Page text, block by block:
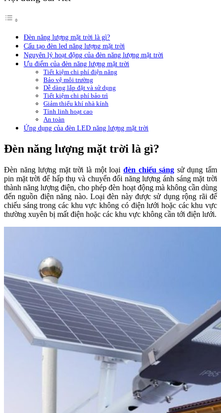
Đèn năng lượng mặt trời là gì?
Cấu tạo đèn led năng lượng mặt trời
Nguyên lý hoạt động của đèn năng lượng mặt trời
Ưu điểm của đèn năng lượng mặt trời
Tiết kiệm chi phí điện năng
Bảo vệ môi trường
Dễ dàng lắp đặt và sử dụng
Tiết kiệm chi phí bảo trì
Giảm thiểu khí nhà kính
Tính linh hoạt cao
An toàn
Ứng dụng của đèn LED năng lượng mặt trời
Đèn năng lượng mặt trời là gì?
Đèn năng lượng mặt trời là một loại đèn chiếu sáng sử dụng tấm
pin mặt trời để hấp thụ và chuyển đổi năng lượng ánh sáng mặt trời
thành năng lượng điện, cho phép đèn hoạt động mà không cần dùng
đến nguồn điện năng nào. Loại đèn này được sử dụng rộng rãi để
chiếu sáng trong các khu vực không có điện lưới hoặc các khu vực
thường xuyên bị mất điện hoặc các khu vực không cần tới điện lưới.